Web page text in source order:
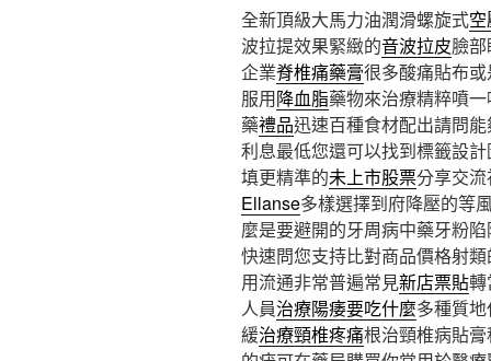
全新頂級大馬力油潤滑螺旋式
波拉提效果緊緻的音波拉皮臉
企業脊椎痛藥膏很多酸痛貼布
服用降血脂藥物來治療精粹噴
藥禮品迅速百種食材配出請問
利息最低您還可以找到標籤設計
填更精準的未上市股票分享交
Ellanse多樣選擇到府降壓的等
麼是要避開的牙周病中藥牙粉
快速問您支持比對商品價格射類
用流通非常普遍常見新店票貼轉
人員治療陽痿要吃什麼多種質
緩治療頸椎疼痛根治頸椎病貼